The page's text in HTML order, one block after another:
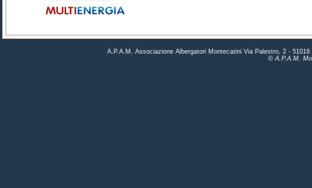
A.P.A.M. Associazione Albergatori Montecatini Via Palestro, 2 -
© A.P.A.M.